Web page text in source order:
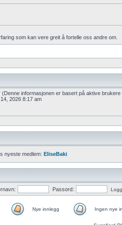
som kan vere greit å fortelle oss andre om.
informasjonen er basert på aktive brukere
2026 8:17 am
nyeste medlem: EliseBaki
Passord:
Nye innlegg Ingen nye